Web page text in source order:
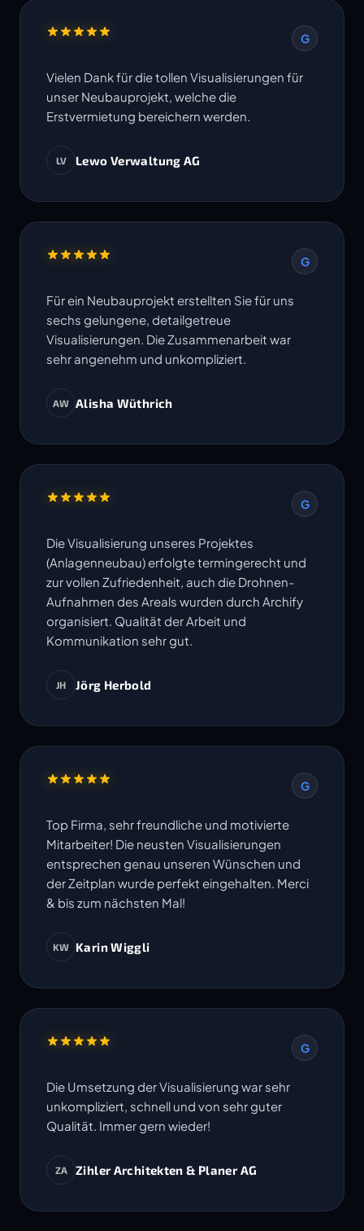
G
Vielen Dank für die tollen Visualisierungen für
unser Neubauprojekt, welche die
Erstvermietung bereichern werden.
LV Lewo Verwaltung AG
G
Für ein Neubauprojekt erstellten Sie für uns
sechs gelungene, detailgetreue
Visualisierungen. Die Zusammenarbeit war
sehr angenehm und unkompliziert.
AW Alisha Wüthrich
G
Die Visualisierung unseres Projektes
(Anlagenneubau) erfolgte termingerecht und
zur vollen Zufriedenheit, auch die Drohnen-
Aufnahmen des Areals wurden durch Archify
organisiert. Qualität der Arbeit und
Kommunikation sehr gut.
JH Jörg Herbold
G
Top Firma, sehr freundliche und motivierte
Mitarbeiter! Die neusten Visualisierungen
entsprechen genau unseren Wünschen und
der Zeitplan wurde perfekt eingehalten. Merci
& bis zum nächsten Mal!
KW Karin Wiggli
G
Die Umsetzung der Visualisierung war sehr
unkompliziert, schnell und von sehr guter
Qualität. Immer gern wieder!
ZA Zihler Architekten & Planer AG